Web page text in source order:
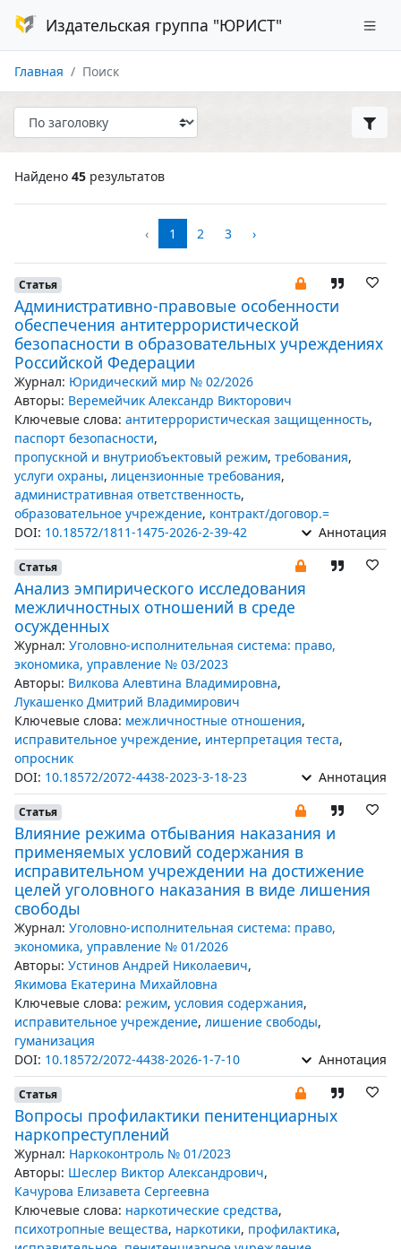
Издательская группа "ЮРИСТ"
Главная Поиск
Найдено 45 результатов
‹ 1 2 3 ›
Статья
Административно-правовые особенности
обеспечения антитеррористической
безопасности в образовательных учреждениях
Российской Федерации
Журнал: Юридический мир № 02/2026
Авторы: Веремейчик Александр Викторович
Ключевые слова: антитеррористическая защищенность,
паспорт безопасности,
пропускной и внутриобъектовый режим, требования,
услуги охраны, лицензионные требования,
административная ответственность,
образовательное учреждение, контракт/договор.=
DOI: 10.18572/1811-1475-2026-2-39-42 Аннотация
Статья
Анализ эмпирического исследования
межличностных отношений в среде
осужденных
Журнал: Уголовно-исполнительная система: право,
экономика, управление № 03/2023
Авторы: Вилкова Алевтина Владимировна,
Лукашенко Дмитрий Владимирович
Ключевые слова: межличностные отношения,
исправительное учреждение, интерпретация теста,
опросник
DOI: 10.18572/2072-4438-2023-3-18-23 Аннотация
Статья
Влияние режима отбывания наказания и
применяемых условий содержания в
исправительном учреждении на достижение
целей уголовного наказания в виде лишения
свободы
Журнал: Уголовно-исполнительная система: право,
экономика, управление № 01/2026
Авторы: Устинов Андрей Николаевич,
Якимова Екатерина Михайловна
Ключевые слова: режим, условия содержания,
исправительное учреждение, лишение свободы,
гуманизация
DOI: 10.18572/2072-4438-2026-1-7-10 Аннотация
Статья
Вопросы профилактики пенитенциарных
наркопреступлений
Журнал: Наркоконтроль № 01/2023
Авторы: Шеслер Виктор Александрович,
Качурова Елизавета Сергеевна
Ключевые слова: наркотические средства,
психотропные вещества, наркотики, профилактика,